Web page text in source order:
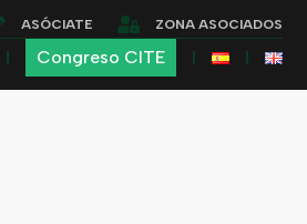
ASÓCIATE ZONA ASOCIADOS
Congreso CITE